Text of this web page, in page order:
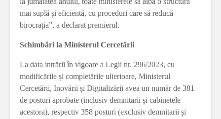
mai suplă și eficientă, cu proceduri care să reducă
birocrația”, a declarat premierul.
Schimbări la Ministerul Cercetării
La data intrării în vigoare a Legii nr. 296/2023, cu
modificările și completările ulterioare, Ministerul
Cercetării, Inovării și Digitalizării avea un număr de 381
de posturi aprobate (inclusiv demnitarii și cabinetele
acestora), respectiv 358 posturi (exclusiv demnitarii și